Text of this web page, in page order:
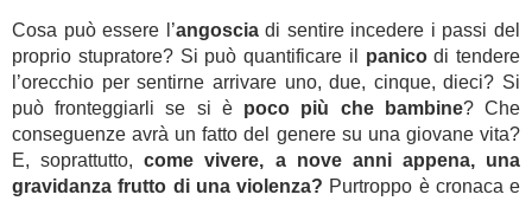
Cosa può essere l’angosciadi sentire incedere i passi del
proprio stupratore? Si può quantificare il panicodi tendere
l’orecchio per sentirne arrivare uno, due, cinque, dieci? Si
può fronteggiarli se si è poco più che bambine? Che
conseguenze avrà un fatto del genere su una giovane vita?
E, soprattutto,come vivere, a nove anni appena, una
gravidanza frutto di una violenza? Purtroppo è cronaca e